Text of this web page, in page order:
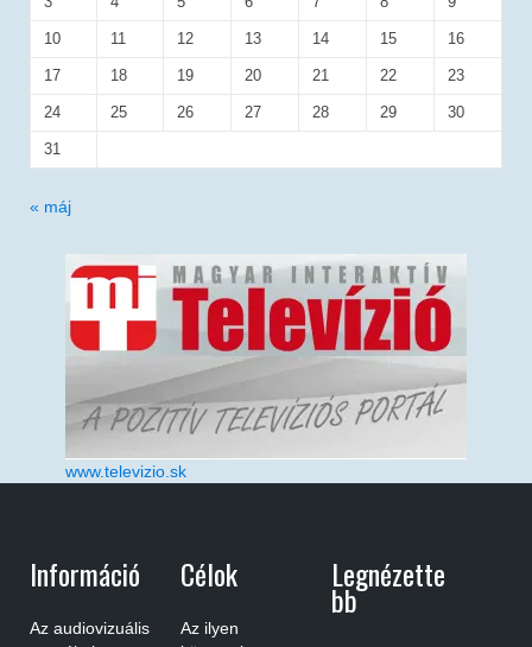
10 11 12 13 14 15 16
17 18 19 20 21 22 23
24 25 26 27 28 29 30
31
« máj
www.televizio.sk
Információ
Az audiovizuális
Célok
Az ilyen
Legnézette
Bb